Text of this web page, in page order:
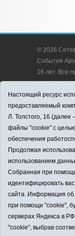
© 2026
События
16 лет. Все
материалов
Адрес
область,
Кирова, д. 13.
Адрес
Телефон
выдано
связи,
центр
Главный
Настоящий ресурс
предоставляемый
Л. Толстого, 16
файлы "cookie" с
обеспечения
Продолжая
использованием
Собранная при
идентифицировать
сайта. Информация об
при помощи "cookie",
серверах Яндекса в
"cookie", выбрав